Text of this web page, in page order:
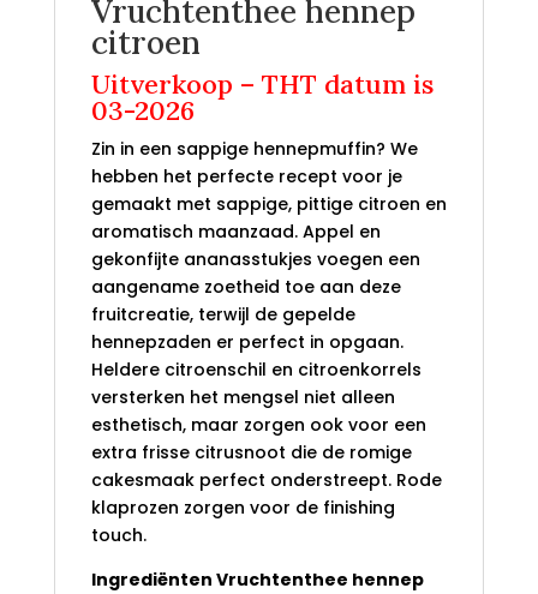
Vruchtenthee hennep
citroen
Uitverkoop – THT datum is
03-2026
Zin in een sappige hennepmuffin? We
hebben het perfecte recept voor je
gemaakt met sappige, pittige citroen en
aromatisch maanzaad. Appel en
gekonfijte ananasstukjes voegen een
aangename zoetheid toe aan deze
fruitcreatie, terwijl de gepelde
hennepzaden er perfect in opgaan.
Heldere citroenschil en citroenkorrels
versterken het mengsel niet alleen
esthetisch, maar zorgen ook voor een
extra frisse citrusnoot die de romige
cakesmaak perfect onderstreept. Rode
klaprozen zorgen voor de finishing
touch.
Ingrediënten Vruchtenthee hennep